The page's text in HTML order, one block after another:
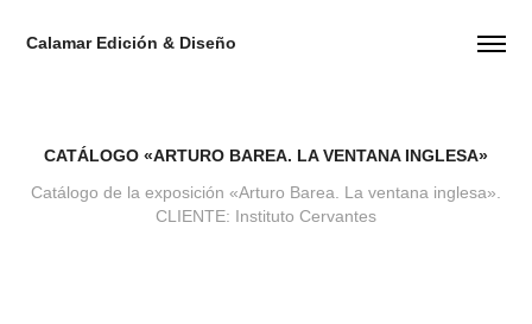
Calamar Edición & Diseño
CATÁLOGO «ARTURO BAREA. LA VENTANA INGLESA»
Catálogo de la exposición «Arturo Barea. La ventana inglesa».
CLIENTE: Instituto Cervantes